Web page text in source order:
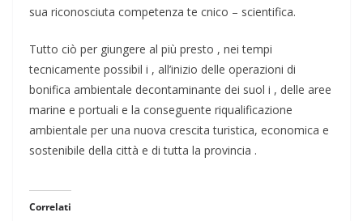
sua riconosciuta competenza te cnico – scientifica.
Tutto ciò per giungere al più presto , nei tempi
tecnicamente possibil i , all’inizio delle operazioni di
bonifica ambientale decontaminante dei suol i , delle aree
marine e portuali e la conseguente riqualificazione
ambientale per una nuova crescita turistica, economica e
sostenibile della città e di tutta la provincia .​
Correlati